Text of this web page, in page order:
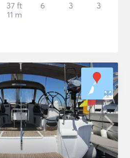
37 ft
11 m
6 3 3